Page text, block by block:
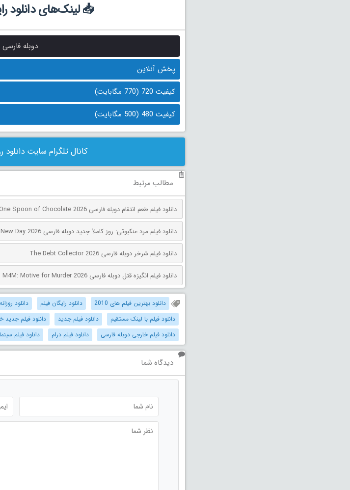
📥 لینک‌های دانلود
دوبله فارسی
پخش آنلاین
کیفیت 720 (770 مگابایت)
کیفیت 480 (500 مگابایت)
کانال تلگرام سایت دانلود
مطالب مرتبط
دانلود فیلم طعم انتقام دوبله فارسی One Spoon of Chocolate 2026
دانلود فیلم مرد عنکبوتی: روز کاملاً جدید دوبله فارسی Spider-Man: Brand New Day 2026
دانلود فیلم شرخر دوبله فارسی The Debt Collector 2026
دانلود فیلم انگیزه قتل دوبله فارسی M4M: Motive for Murder 2026
دانلود بهترین فیلم های 2010 دانلود رایگان فیلم دانلود روزانه
دانلود فیلم با لینک مستقیم
دانلود فیلم جدید دانلود فیلم جدید
دانلود فیلم خارجی دوبله فارسی
دانلود فیلم درام دانلود فیلم
دیدگاه شما